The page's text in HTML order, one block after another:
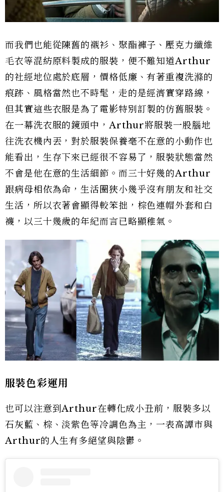
而我們也能從陳舊的襯衫、聚酯褲子、壓克力纖維
毛衣等混紡原料製成的服裝，便不難知道Arthur
的社經地位處於底層，價格低廉、有著重複洗滌的
痕跡、風格當然也不時髦，走的是經濟實穿路線，
但其實這些衣服是為了電影特別訂製的仿舊服裝。
在一幕洗衣服的鏡頭中，Arthur將服裝一股腦地
往洗衣機內丟，對於服裝保養毫不在意的小動作也
能看出，生存下來已經很不容易了，服裝狀態當然
不會是他在意的生活細節。而三十好幾的Arthur
跟病母相依為命，生活圈狹小幾乎沒有朋友和社交
生活，所以衣著會顯得較笨拙，棕色連帽外套和白
襪，以三十幾歲的年紀而言已略顯稚氣。
服裝色彩運用
也可以注意到Arthur在轉化成小丑前，服裝多以
石灰藍、棕、淡紫色等冷調色為主，一表高譚市與
Arthur的人生有多絕望與陰鬱。